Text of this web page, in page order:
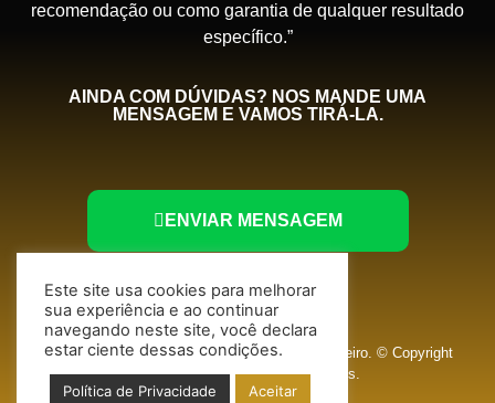
recomendação ou como garantia de qualquer resultado
específico.”
AINDA COM DÚVIDAS? NOS MANDE UMA
MENSAGEM E VAMOS TIRÁ-LA.
ENVIAR MENSAGEM
CANALPLAY+ é um produto do Canal do Serralheiro. © Copyright
Canal do Serralheiro. Todos os direitos reservados.
Este site usa cookies para melhorar
sua experiência e ao continuar
navegando neste site, você declara
estar ciente dessas condições.
Política de Privacidade Aceitar